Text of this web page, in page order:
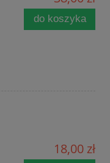
do koszyka
18,00 zł